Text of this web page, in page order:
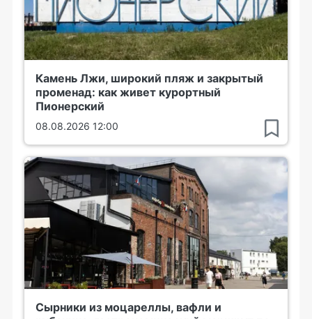
Камень Лжи, широкий пляж и закрытый
променад: как живет курортный
Пионерский
08.08.2026 12:00
Сырники из моцареллы, вафли и